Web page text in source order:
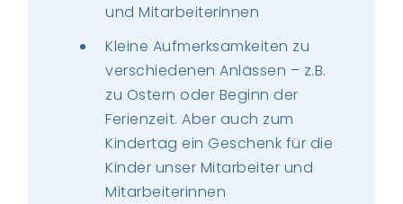
und Mitarbeiterinnen
Kleine Aufmerksamkeiten zu
verschiedenen Anlässen – z.B.
zu Ostern oder Beginn der
Ferienzeit. Aber auch zum
Kindertag ein Geschenk für die
Kinder unser Mitarbeiter und
Mitarbeiterinnen